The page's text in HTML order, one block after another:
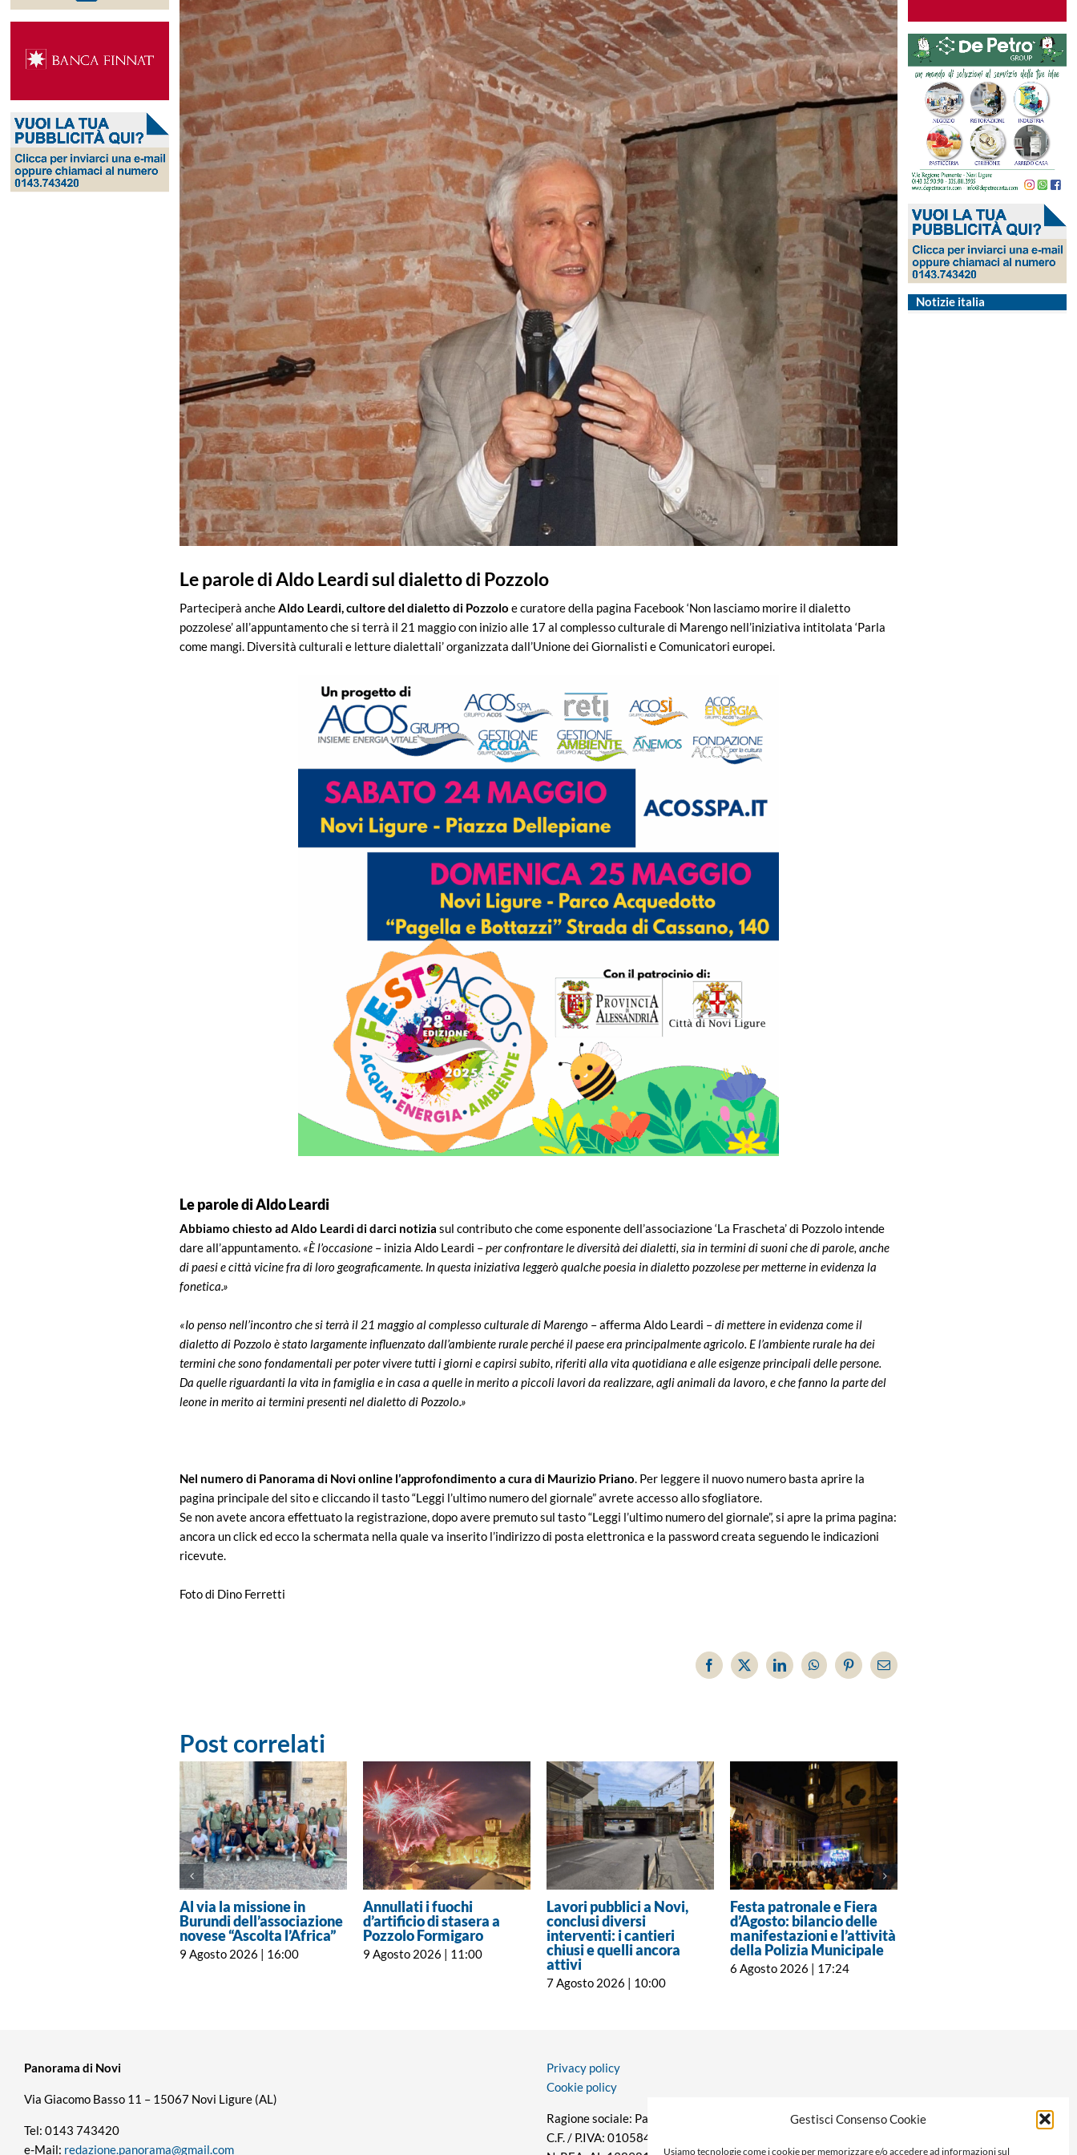
Gestisci Consenso Cookie
Usiamo tecnologie come i cookie per memorizzare e/o accedere ad informazioni sul
Ingrandisci
immagine
Le parole di Aldo Leardi sul dialetto di Pozzolo
Parteciperà ancheAldo Leardi, cultore del dialetto di Pozzolo e curatore della pagina Facebook ‘Non lasciamo morire il dialetto
pozzolese’ all’appuntamento che si terrà il 21 maggio con inizio alle 17 al complesso culturale di Marengo nell’iniziativa intitolata ‘Parla
come mangi. Diversità culturali e letture dialettali’ organizzata dall’Unione dei Giornalisti e Comunicatori europei.
Le parole di Aldo Leardi
Abbiamo chiesto ad Aldo Leardi di darci notizia sul contributo che come esponente dell’associazione ‘La Frascheta’ di Pozzolo intende
dare all’appuntamento. «È l’occasione – inizia Aldo Leardi –per confrontare le diversità dei dialetti, sia in termini di suoni che di parole, anche
di paesi e città vicine fra di loro geograficamente. In questa iniziativa leggerò qualche poesia in dialetto pozzolese per metterne in evidenza la
fonetica.»
«Io penso nell’incontro che si terrà il 21 maggio al complesso culturale di Marengo – afferma Aldo Leardi –di mettere in evidenza come il
dialetto di Pozzolo è stato largamente influenzato dall’ambiente rurale perché il paese era principalmente agricolo. E l’ambiente rurale ha dei
termini che sono fondamentali per poter vivere tutti i giorni e capirsi subito, riferiti alla vita quotidiana e alle esigenze principali delle persone.
Da quelle riguardanti la vita in famiglia e in casa a quelle in merito a piccoli lavori da realizzare, agli animali da lavoro, e che fanno la parte del
leone in merito ai termini presenti nel dialetto di Pozzolo.»
Nel numero di Panorama di Novi online l’approfondimento a cura di Maurizio Priano. Per leggere il nuovo numero basta aprire la
pagina principale del sito e cliccando il tasto “Leggi l’ultimo numero del giornale” avrete accesso allo sfogliatore.
Se non avete ancora effettuato la registrazione, dopo avere premuto sul tasto “Leggi l’ultimo numero del giornale”, si apre la prima pagina:
ancora un click ed ecco la schermata nella quale va inserito l’indirizzo di posta elettronica e la password creata seguendo le indicazioni
ricevute.
Foto di Dino Ferretti
Facebook
X LinkedInWhatsAppPinterestEmail
Post correlati
Al via la missione in
Burundi dell’associazione
novese “Ascolta l’Africa”
9 Agosto 2026 | 16:00
Annullati i fuochi
d’artificio di stasera a
Pozzolo Formigaro
9 Agosto 2026 | 11:00
Lavori pubblici a Novi,
conclusi diversi
interventi: i cantieri
chiusi e quelli ancora
attivi
7 Agosto 2026 | 10:00
Festa patronale e Fiera
d’Agosto: bilancio delle
manifestazioni e l’attività
della Polizia Municipale
6 Agosto 2026 | 17:24
Notizie italia
Panorama di Novi
Via Giacomo Basso 11 – 15067 Novi Ligure (AL)
Tel: 0143 743420
e-Mail: redazione.panorama@gmail.com
Privacy policy
Cookie policy
Ragione sociale: Panorama S.r.l.
C.F. / P.IVA: 01058470061